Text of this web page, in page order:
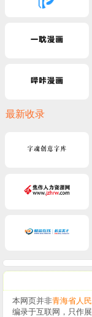
最新收录
本网页并非青海省人
编录于互联网，只作